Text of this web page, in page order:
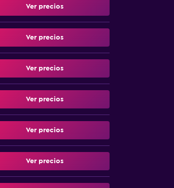
Ver precios
Ver precios
Ver precios
Ver precios
Ver precios
Ver precios